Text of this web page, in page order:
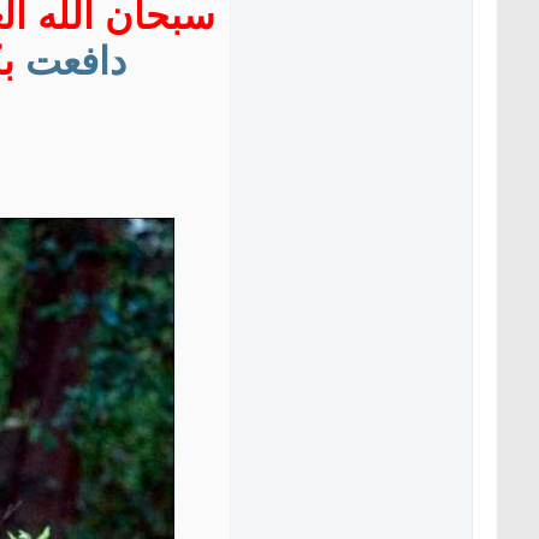
سبحان الله
دافعت